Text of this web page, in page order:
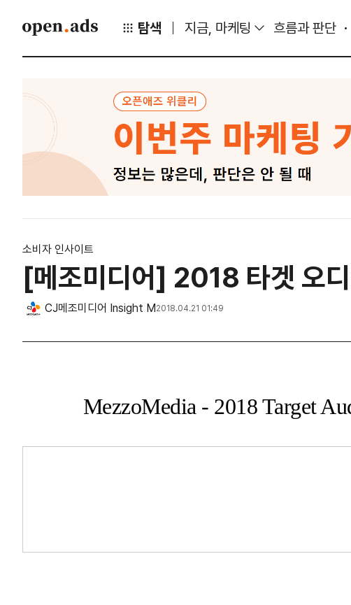
탐색 지금, 마케팅 흐름과 판단
소비자 인사이트
[메조미디어] 2018 타겟 오
CJ메조미디어 Insight M 2018.04.21 01:49
MezzoMedia - 2018 Target